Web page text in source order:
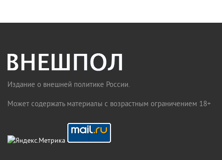
Издание о внешней политике России.
Может содержать материалы с возрастным ограничением 18+